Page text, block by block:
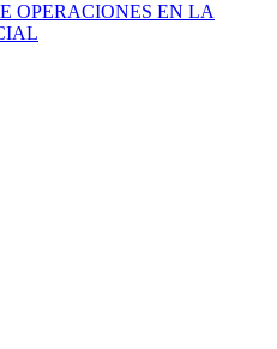
OPERACIONES EN LA